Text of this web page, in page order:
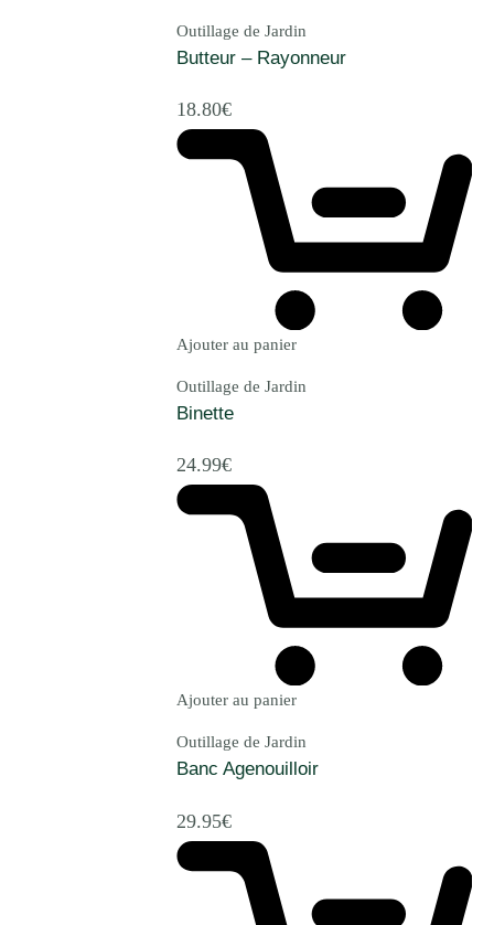
Outillage de Jardin
Butteur – Rayonneur
18.80€
Ajouter au panier
Outillage de Jardin
Binette
24.99€
Ajouter au panier
Outillage de Jardin
Banc Agenouilloir
29.95€